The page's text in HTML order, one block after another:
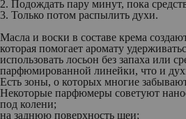
2. Подождать пару минут, пока
3. Только потом распылить духи.
Масла и воски в составе крема
которая помогает аромату
использовать лосьон без запаха или
парфюмированной линейки, что и
Есть зоны, о которых многие
Некоторые парфюмеры советуют
под колени;
на заднюю поверхность шеи;